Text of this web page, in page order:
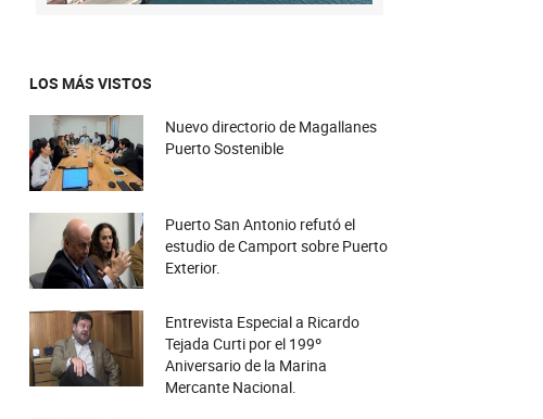
LOS MÁS VISTOS
Nuevo directorio de Magallanes
Puerto Sostenible
Puerto San Antonio refutó el
estudio de Camport sobre Puerto
Exterior.
Entrevista Especial a Ricardo
Tejada Curti por el 199º
Aniversario de la Marina
Mercante Nacional.